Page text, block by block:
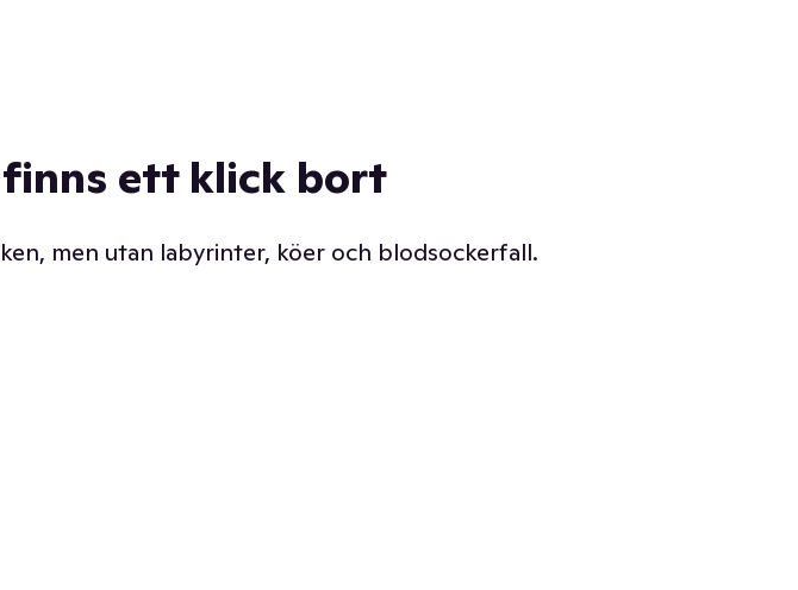
ett klick bort
men utan labyrinter, köer och blodsockerfall.